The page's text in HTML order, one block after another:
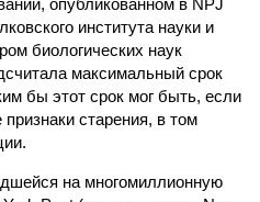
опубликованном в NPJ
института науки и
биологических наук
максимальный срок
бы этот срок мог быть, если
старения, в том
на многомиллионную